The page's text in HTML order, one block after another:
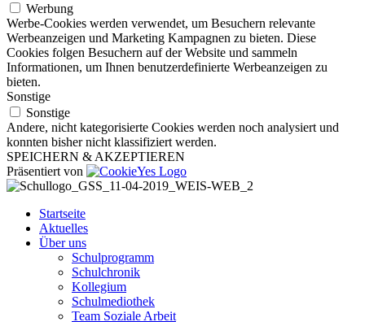
Werbung
Werbe-Cookies werden verwendet, um Besuchern relevante
Werbeanzeigen und Marketing Kampagnen zu bieten. Diese
Cookies folgen Besuchern auf der Website und sammeln
Informationen, um Ihnen benutzerdefinierte Werbeanzeigen zu
bieten.
Sonstige
Sonstige
Andere, nicht kategorisierte Cookies werden noch analysiert und
konnten bisher nicht klassifiziert werden.
SPEICHERN & AKZEPTIEREN
Präsentiert von
Startseite
Aktuelles
Über uns
Schulprogramm
Schulchronik
Kollegium
Schulmediothek
Team Soziale Arbeit